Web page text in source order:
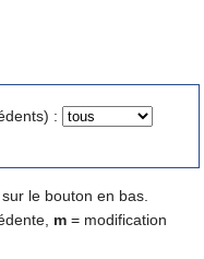
:
le bouton en bas.
m = modification